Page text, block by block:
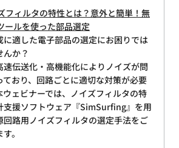
フィルタの特性とは？意外と簡単！無
ールを使った部品選定
に適した電子部品の選定にお困りでは
んか？
速伝送化・高機能化によりノイズが問
ており、回路ごとに適切な対策が必要
ウェビナーでは、ノイズフィルタの特
支援ソフトウェア『SimSurfing』を用
回路用ノイズフィルタの選定手法をご
。